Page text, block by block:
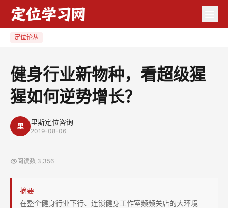
种，
定位论丛
健身行业新物种，看超级猩
猩如何逆势增长？
里 里斯定位咨询
2019-08-06
阅读数 3,356
摘要
在整个健身行业下行、连锁健身工作室频频关店的大环境